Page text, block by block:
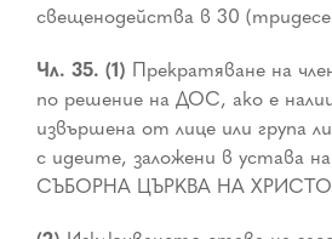
свещенодейства в 30
Чл. 35. (1) Прекратяване на
по решение на ДОС, ако е
извършена от лице или група
с идеите, заложени в устава
СЪБОРНА ЦЪРКВА НА